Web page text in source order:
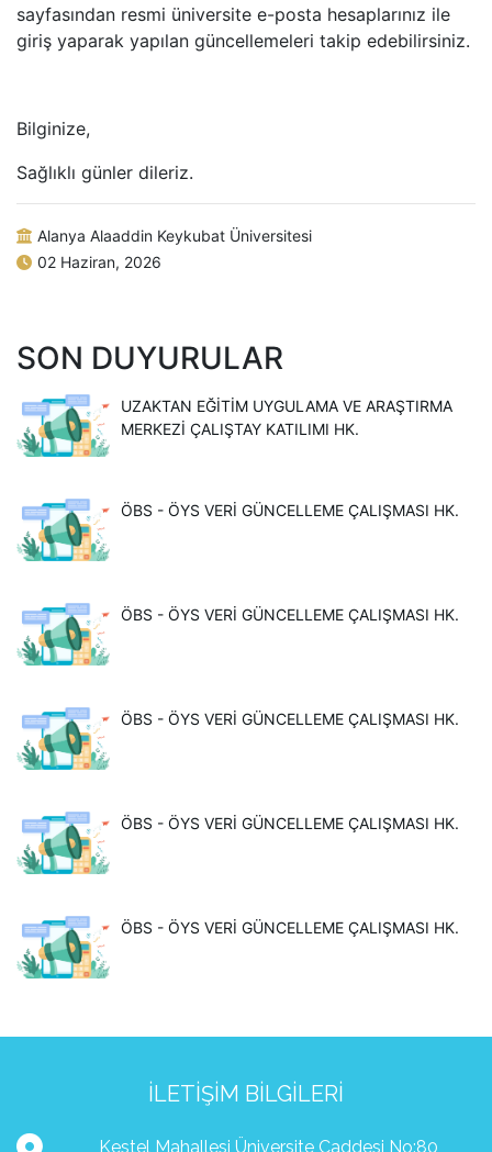
sayfasından resmi üniversite e-posta hesaplarınız ile
giriş yaparak yapılan güncellemeleri takip edebilirsiniz.
Bilginize,
Sağlıklı günler dileriz.
Alanya Alaaddin Keykubat Üniversitesi
02 Haziran, 2026
SON DUYURULAR
UZAKTAN EĞITIM UYGULAMA VE ARAŞTIRMA
MERKEZI ÇALIŞTAY KATILIMI HK.
ÖBS - ÖYS VERI GÜNCELLEME ÇALIŞMASI HK.
ÖBS - ÖYS VERI GÜNCELLEME ÇALIŞMASI HK.
ÖBS - ÖYS VERI GÜNCELLEME ÇALIŞMASI HK.
ÖBS - ÖYS VERI GÜNCELLEME ÇALIŞMASI HK.
ÖBS - ÖYS VERI GÜNCELLEME ÇALIŞMASI HK.
İLETIŞIM BILGILERI
Kestel Mahallesi Üniversite Caddesi No:80